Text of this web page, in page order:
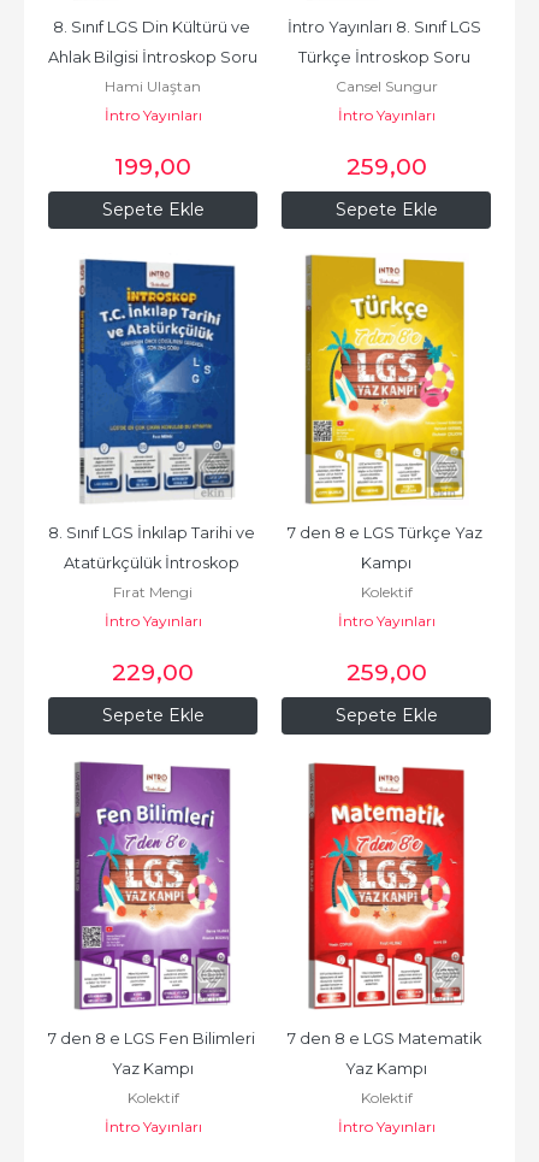
Sepete Ekle
8. Sınıf LGS Din Kültürü ve
Ahlak Bilgisi İntroskop Soru
Bankası
Hami Ulaştan
İntro Yayınları
199,00
Sepete Ekle
İntro Yayınları 8. Sınıf LGS
Türkçe İntroskop Soru
Bankası
Cansel Sungur
İntro Yayınları
259,00
Sepete Ekle
8. Sınıf LGS İnkılap Tarihi ve
Atatürkçülük İntroskop
Soru Bankası
Fırat Mengi
İntro Yayınları
229,00
Sepete Ekle
7 den 8 e LGS Türkçe Yaz
Kampı
Kolektif
İntro Yayınları
259,00
7 den 8 e LGS Fen Bilimleri
Yaz Kampı
Kolektif
İntro Yayınları
7 den 8 e LGS Matematik
Yaz Kampı
Kolektif
İntro Yayınları